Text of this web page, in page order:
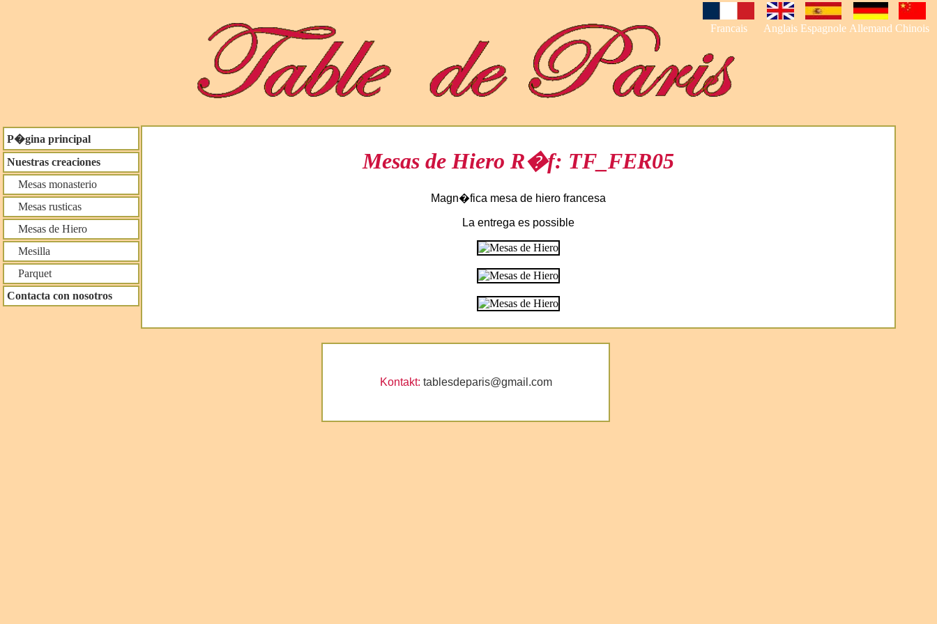
Francais Anglais Espagnole Allemand Chinois
P�gina principal
Nuestras creaciones
Mesas monasterio
Mesas rusticas
Mesas de Hiero
Mesilla
Parquet
Contacta con nosotros
Mesas de Hiero R�f: TF_FER05
Magn�fica mesa de hiero francesa
La entrega es possible
Kontakt: tablesdeparis@gmail.com